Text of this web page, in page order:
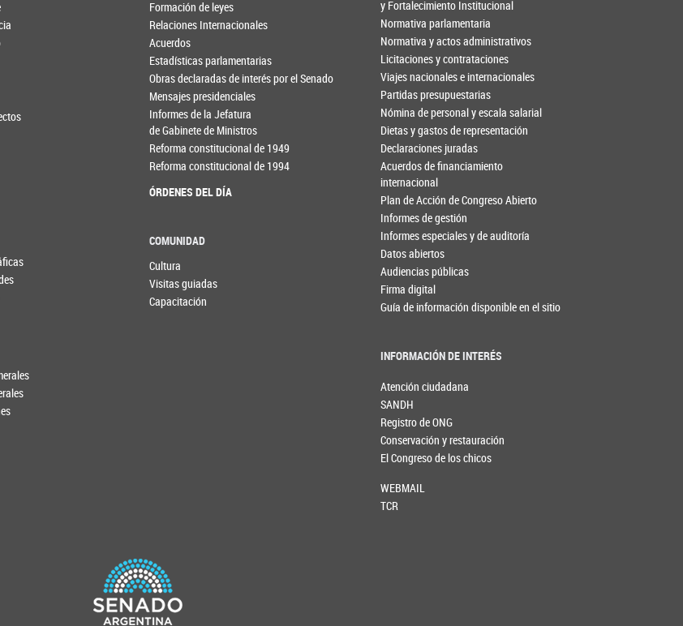
Formación de leyes
Relaciones Internacionales
Acuerdos
Estadísticas parlamentarias
Obras declaradas de interés por el Senado
Mensajes presidenciales
Informes de la Jefatura
de Gabinete de Ministros
Reforma constitucional de 1949
Reforma constitucional de 1994
ÓRDENES DEL DÍA
COMUNIDAD
Cultura
Visitas guiadas
Capacitación
y Fortalecimiento Institucional
Normativa parlamentaria
Normativa y actos administrativos
Licitaciones y contrataciones
Viajes nacionales e internacionales
Partidas presupuestarias
Nómina de personal y escala salarial
Dietas y gastos de representación
Declaraciones juradas
Acuerdos de financiamiento
internacional
Plan de Acción de Congreso Abierto
Informes de gestión
Informes especiales y de auditoría
Datos abiertos
Audiencias públicas
Firma digital
Guía de información disponible en el sitio
INFORMACIÓN DE INTERÉS
Atención ciudadana
SANDH
Registro de ONG
Conservación y restauración
El Congreso de los chicos
WEBMAIL
TCR